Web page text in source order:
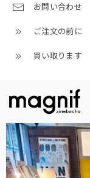
お問い合わせ
ご注文の前に
買い取ります